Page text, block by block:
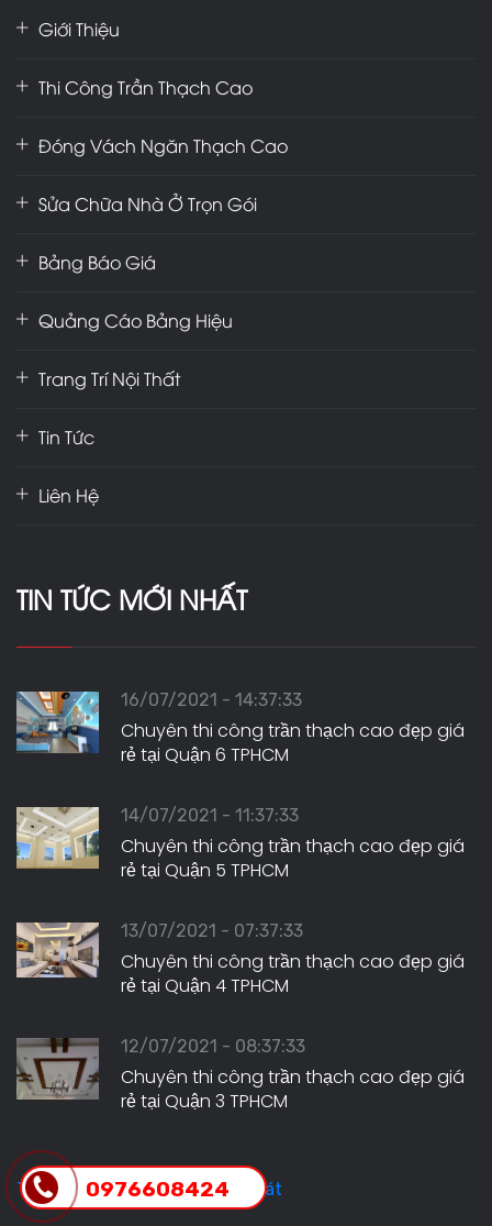
Giới Thiệu
Thi Công Trần Thạch Cao
Đóng Vách Ngăn Thạch Cao
Sửa Chữa Nhà Ở Trọn Gói
Bảng Báo Giá
Quảng Cáo Bảng Hiệu
Trang Trí Nội Thất
Tin Tức
Liên Hệ
TIN TỨC MỚI NHẤT
16/07/2021 - 14:37:33
Chuyên thi công trần thạch cao đẹp giá
rẻ tại Quận 6 TPHCM
14/07/2021 - 11:37:33
Chuyên thi công trần thạch cao đẹp giá
rẻ tại Quận 5 TPHCM
13/07/2021 - 07:37:33
Chuyên thi công trần thạch cao đẹp giá
rẻ tại Quận 4 TPHCM
12/07/2021 - 08:37:33
Chuyên thi công trần thạch cao đẹp giá
rẻ tại Quận 3 TPHCM
Trần Thạch Cao Hưng Tiến Phát
0976608424